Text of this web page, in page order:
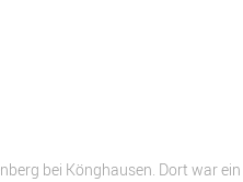
bei Könghausen. Dort war